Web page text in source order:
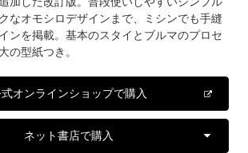
なオモシロデザインまで、ミシンでも手縫
ンを掲載。基本のスタイとブルマのプロセ
の型紙つき。
オンラインショップで購入
ネット書店で購入